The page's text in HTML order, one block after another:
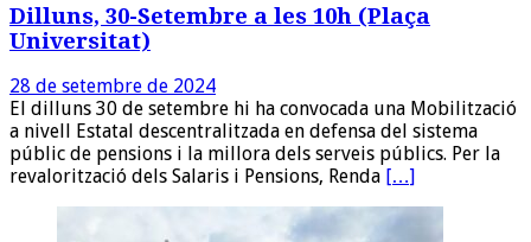
Dilluns, 30-Setembre a les 10h (Plaça
Universitat)
28 de setembre de 2024
El dilluns 30 de setembre hi ha convocada una Mobilització
a nivell Estatal descentralitzada en defensa del sistema
públic de pensions i la millora dels serveis públics. Per la
revalorització dels Salaris i Pensions, Renda […]